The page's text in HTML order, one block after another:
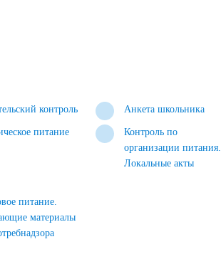
контроль Анкета школьника
питание
Контроль по
организации питания.
Локальные акты
питание.
материалы